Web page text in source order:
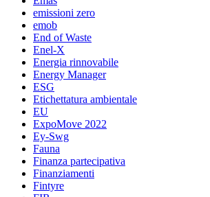
emissioni zero
emob
End of Waste
Enel-X
Energia rinnovabile
Energy Manager
ESG
Etichettatura ambientale
EU
ExpoMove 2022
Ey-Swg
Fauna
Finanza partecipativa
Finanziamenti
Fintyre